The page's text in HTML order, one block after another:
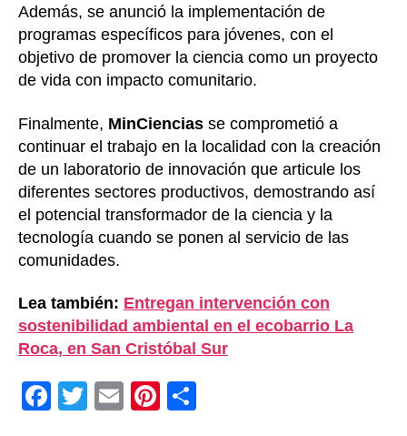
Además, se anunció la implementación de
programas específicos para jóvenes, con el
objetivo de promover la ciencia como un proyecto
de vida con impacto comunitario.
Finalmente, MinCiencias se comprometió a
continuar el trabajo en la localidad con la creación
de un laboratorio de innovación que articule los
diferentes sectores productivos, demostrando así
el potencial transformador de la ciencia y la
tecnología cuando se ponen al servicio de las
comunidades.
Lea también: Entregan intervención con
sostenibilidad ambiental en el ecobarrio La
Roca, en San Cristóbal Sur
F
T
E
Pi